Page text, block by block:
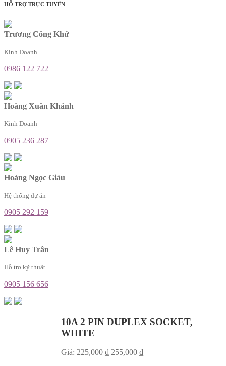
HỖ TRỢ TRỰC TUYẾN
Trương Công Khứ
Kinh Doanh
0986 122 722
Hoàng Xuân Khánh
Kinh Doanh
0905 236 287
Hoàng Ngọc Giàu
Hệ thống dự án
0905 292 159
Lê Huy Trân
Hỗ trợ kỹ thuật
0905 156 656
10A 2 PIN DUPLEX SOCKET,
WHITE
Giá: 225,000 ₫ 255,000 ₫